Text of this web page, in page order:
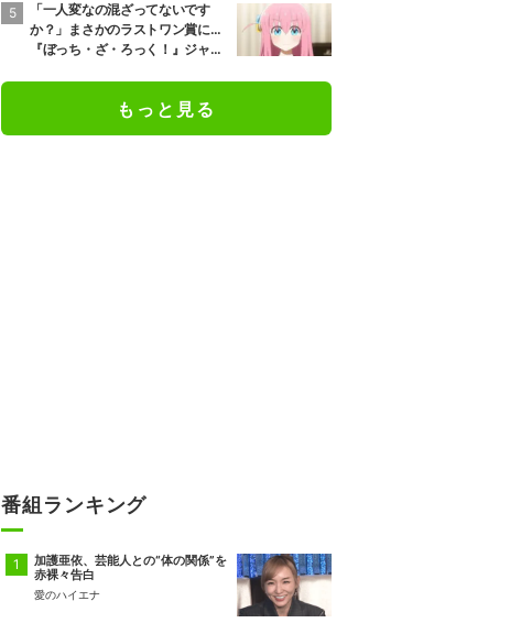
「一人変なの混ざってないです
か？」まさかのラストワン賞に…
『ぼっち・ざ・ろっく！』ジャー
もっと見る
番組ランキング
加護亜依、芸能人との“体の関係”を
赤裸々告白
愛のハイエナ